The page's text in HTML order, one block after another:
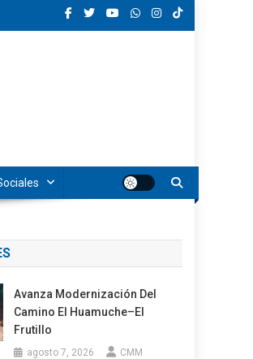
Avanza Modernización Del
Camino El Huamuche–El
Frutillo
agosto 7, 2026 CMM